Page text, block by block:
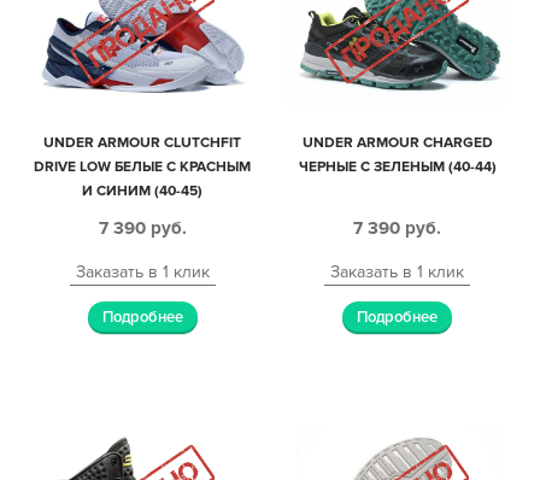
UNDER ARMOUR CLUTCHFIT
DRIVE LOW БЕЛЫЕ С КРАСНЫМ
И СИНИМ (40-45)
7 390 руб.
Заказать в 1 клик
Подробнее
UNDER ARMOUR CHARGED
ЧЕРНЫЕ С ЗЕЛЕНЫМ (40-44)
7 390 руб.
Заказать в 1 клик
Подробнее